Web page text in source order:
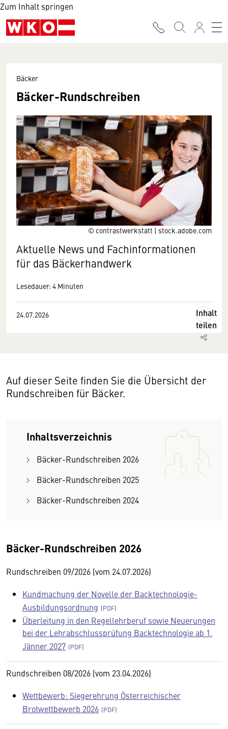
Zum Inhalt springen
© contrastwerkstatt | stock.adobe.com
Bäcker
Bäcker-Rundschreiben
Aktuelle News und Fachinformationen
für das Bäckerhandwerk
Lesedauer: 4 Minuten
24.07.2026
Inhalt
teilen
Auf dieser Seite finden Sie die Übersicht der
Rundschreiben für Bäcker.
Inhaltsverzeichnis
Bäcker-Rundschreiben 2026
Bäcker-Rundschreiben 2025
Bäcker-Rundschreiben 2024
Bäcker-Rundschreiben 2026
Rundschreiben 09/2026 (vom 24.07.2026)
Kundmachung der Novelle der Backtechnologie-
Ausbildungsordnung
Überleitung in den Regellehrberuf sowie Neuerungen
bei der Lehrabschlussprüfung Backtechnologie ab 1.
Jänner 2027
Rundschreiben 08/2026 (vom 23.04.2026)
Wettbewerb: Siegerehrung Österreichischer
Brotwettbewerb 2026